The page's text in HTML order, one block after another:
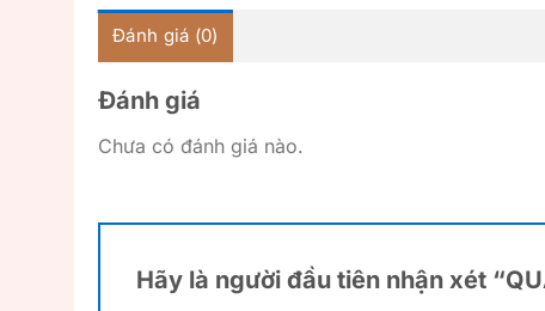
Đánh giá (0)
Đánh giá
Chưa có đánh giá nào.
Hãy là người đầu tiên nhận xét